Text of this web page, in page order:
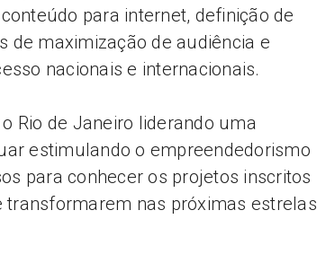
para internet, definição de
de maximização de audiência e
nacionais e internacionais.
Rio de Janeiro liderando uma
estimulando o empreendedorismo
para conhecer os projetos inscritos
transformarem nas próximas estrelas